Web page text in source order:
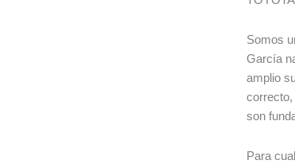
Somos
García
amplio
correcto,
son
Para